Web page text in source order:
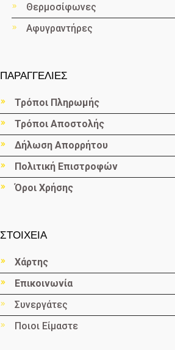
Θερμοσίφωνες
Αφυγραντήρες
ΠΑΡΑΓΓΕΛΙΕΣ
Τρόποι Πληρωμής
Τρόποι Αποστολής
Δήλωση Απορρήτου
Πολιτική Επιστροφών
Όροι Χρήσης
ΣΤΟΙΧΕΙΑ
Χάρτης
Επικοινωνία
Συνεργάτες
Ποιοι Είμαστε